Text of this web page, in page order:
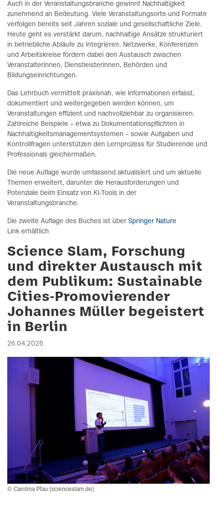
Auch in der Veranstaltungsbranche gewinnt Nachhaltigkeit
zunehmend an Bedeutung. Viele Veranstaltungsorte und Formate
verfolgen bereits seit Jahren soziale und gesellschaftliche Ziele.
Heute geht es verstärkt darum, nachhaltige Ansätze strukturiert
in betriebliche Abläufe zu integrieren. Netzwerke, Konferenzen
und Arbeitskreise fördern dabei den Austausch zwischen
Veranstalterinnen, Dienstleisterinnen, Behörden und
Bildungseinrichtungen.
Das Lehrbuch vermittelt praxisnah, wie Informationen erfasst,
dokumentiert und weitergegeben werden können, um
Veranstaltungen effizient und nachvollziehbar zu organisieren.
Zahlreiche Beispiele – etwa zu Dokumentationspflichten in
Nachhaltigkeitsmanagementsystemen – sowie Aufgaben und
Kontrollfragen unterstützen den Lernprozess für Studierende und
Professionals gleichermaßen.
Die neue Auflage wurde umfassend aktualisiert und um aktuelle
Themen erweitert, darunter die Herausforderungen und
Potenziale beim Einsatz von KI-Tools in der
Veranstaltungsbranche.
Die zweite Auflage des Buches ist über Springer Nature
Link erhältlich
Science Slam, Forschung
und direkter Austausch mit
dem Publikum: Sustainable
Cities-Promovierender
Johannes Müller begeistert
in Berlin
26.04.2026
© Carolina Pfau (scienceslam.de)